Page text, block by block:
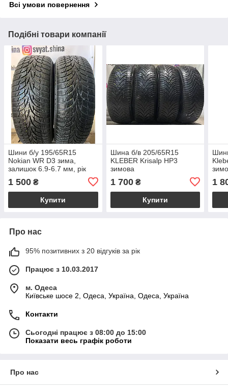
Всі умови повернення
Подібні товари компанії
Шини б/у 195/65R15
Nokian WR D3 зима,
залишок 6.9-6.7 мм, рік
1 500 ₴
Купити
Шина б/в 205/65R15
KLEBER Krisalp HP3
зимова
1 700₴
Купити
1
Про нас
95% позитивних з 20 відгуків за рік
Працює з 10.03.2017
м. Одеса
Київське шосе 2, Одеса, Україна, Одеса, Україна
Контакти
Сьогодні працює з 08:00 до 15:00
Показати весь графік роботи
Про нас